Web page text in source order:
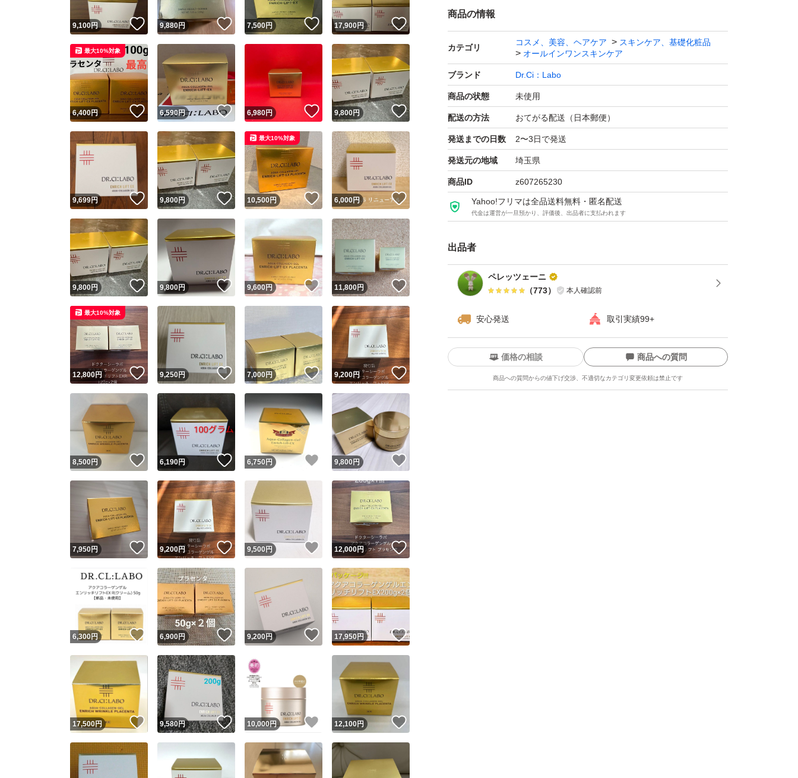
方のみご購入宜しくお願い致します。
ご覧いただきありがとうございます。
商品の情報
カテゴリ
コスメ、美容、ヘアケア
スキンケア、基礎化粧品
オールインワンスキンケア
ブランド Dr.Ci：Labo
商品の状態 未使用
配送の方法 おてがる配送（日本郵便）
発送までの日数 2〜3日で発送
発送元の地域 埼玉県
商品ID z607265230
Yahoo!フリマは全品送料無料・匿名配送
代金は運営が一旦預かり、評価後、出品者に支払われます
出品者
ペレッツェーニ
（773） 本人確認前
安心発送 取引実績99+
ユーザーの実績について
Yahoo!フリマが定めた一定の基準を満たしたユーザーにバッジを付与しています
安心取引出品者
安心取引出品者 Yahoo!フリマの基準をクリアした安心・安全なユーザーです
取引実績
取引実績◯+ このユーザーはYahoo!フリマの取引を完了させた実績があります
他フリマ実績◯+ このユーザーは他フリマサービスでの取引実績があります
スピード&安心発送
※このバッジは実績に基づく表示であり、発送を保証しているものではありません
価格の相談 商品への質問
商品への質問からの値下げ交渉、不適切なカテゴリ変更依頼は禁止です
この商品の情報をコピーします
商品画像の 無断転載は禁止されています
コピーは
1商品につき1回です
出品ページへ
9,100円 いいね！
9,880円 いいね！
7,500円 いいね！
17,900円 いいね！
6,400円 いいね！
最大10%対象
6,590円 いいね！
6,980円 いいね！
9,800円 いいね！
9,699円 いいね！
9,800円 いいね！
10,500円 いいね！
最大10%対象
6,000円
9,800円 いいね！
9,800円 いいね！
9,600円 いいね！
11,800円 いいね！
12,800円 いいね！
最大10%対象
9,250円 いいね！
7,000円 いいね！
9,200円 いいね！
8,500円 いいね！
6,190円 いいね！
6,750 円 いいね！
9,800円
7,950円 いいね！
9,200円 いいね！
9,500 円 いいね！
12,000円 いいね！
6,300円 いいね！
6,900円 いいね！
9,200円 いいね！
17,950円 いいね！
17,500円 いいね！
9,580円 いいね！
10,000円 いいね！
12,100円